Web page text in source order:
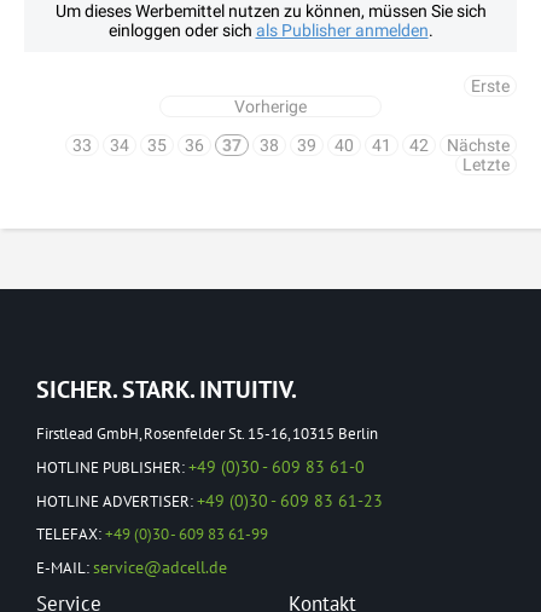
Um dieses Werbemittel nutzen zu können, müssen Sie sich
einloggen oder sich als Publisher anmelden.
Erste
Vorherige
33
34 35 36 37 38 39 40 41 42
Nächste
Letzte
SICHER. STARK. INTUITIV.
Firstlead GmbH, Rosenfelder St. 15-16, 10315 Berlin
HOTLINE PUBLISHER:+49 (0)30 - 609 83 61-0
HOTLINE ADVERTISER:+49 (0)30 - 609 83 61-23
TELEFAX:+49 (0)30 - 609 83 61-99
E-MAIL:service@adcell.de
Service Kontakt